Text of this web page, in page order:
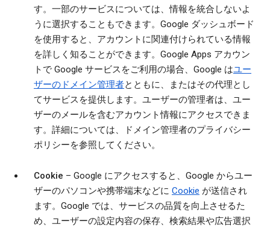
す。一部のサービスについては、情報を統合しないよ
うに選択することもできます。Google ダッシュボード
を使用すると、アカウントに関連付けられている情報
を詳しく知ることができます。Google Apps アカウン
トで Google サービスをご利用の場合、Google はユー
ザーのドメイン管理者とともに、またはその代理とし
てサービスを提供します。ユーザーの管理者は、ユー
ザーのメールを含むアカウント情報にアクセスできま
す。詳細については、ドメイン管理者のプライバシー
ポリシーを参照してください。
Cookie – Google にアクセスすると、Google からユー
ザーのパソコンや携帯端末などに Cookie が送信され
ます。Google では、サービスの品質を向上させるた
め、ユーザーの設定内容の保存、検索結果や広告選択